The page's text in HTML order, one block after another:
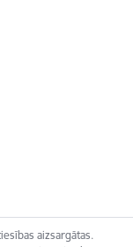
aizsargātas.